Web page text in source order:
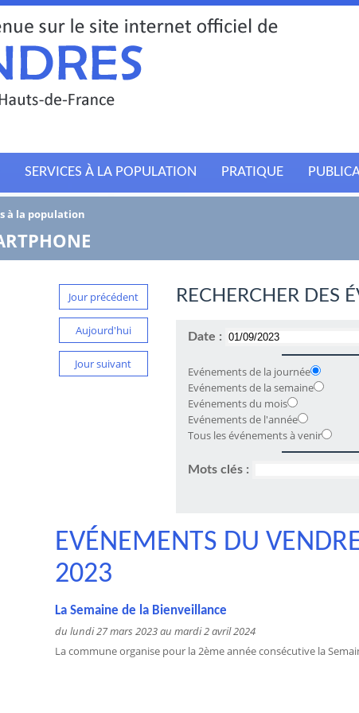
SERVICES À LA POPULATION PRATIQUE
à la population
Jour précédent
Aujourd'hui
Jour suivant
RECHERCHER DES
Date :
Evénements de la journée
Evénements de la semaine
Evénements du mois
Evénements de l'année
Tous les événements à venir
Mots clés :
EVÉNEMENTS DU
2023
La Semaine de la Bienveillance
du lundi 27 mars 2023 au mardi 2 avril 2024
La commune organise pour la 2ème année consécutive la